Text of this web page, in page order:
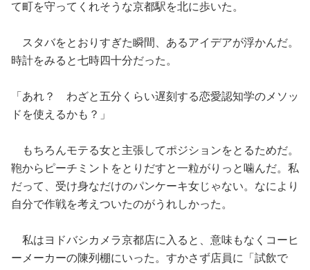
て町を守ってくれそうな京都駅を北に歩いた。
スタバをとおりすぎた瞬間、あるアイデアが浮かんだ。
時計をみると七時四十分だった。
「あれ？ わざと五分くらい遅刻する恋愛認知学のメソッ
ドを使えるかも？」
もちろんモテる女と主張してポジションをとるためだ。
鞄からピーチミントをとりだすと一粒がりっと噛んだ。私
だって、受け身なだけのパンケーキ女じゃない。なにより
自分で作戦を考えついたのがうれしかった。
私はヨドバシカメラ京都店に入ると、意味もなくコーヒ
ーメーカーの陳列棚にいった。すかさず店員に「試飲で